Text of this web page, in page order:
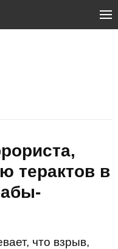
терактов в
что взрыв,